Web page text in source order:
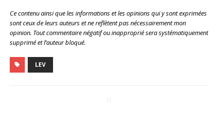
Ce contenu ainsi que les informations et les opinions qui y sont exprimées
sont ceux de leurs auteurs et ne reflètent pas nécessairement mon
opinion. Tout commentaire négatif ou inapproprié sera systématiquement
supprimé et l’auteur bloqué.
LEV